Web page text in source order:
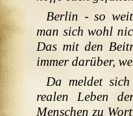
Berlin - so
man sich wohl
Das mit den
immer darüber,
Da meldet
realen Leben
Menschen zu